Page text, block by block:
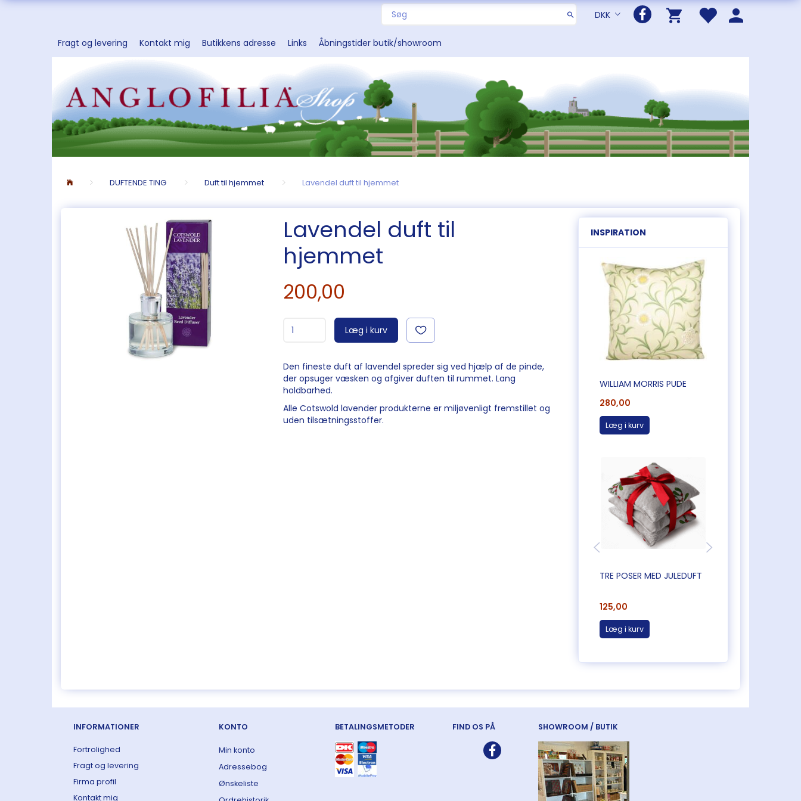
DKK
Fragt og levering Kontakt mig Butikkens adresse Links Åbningstider butik/showroom
DUFTENDE TING Duft til hjemmet Lavendel duft til hjemmet
Lavendel duft til
hjemmet
200,00
Læg i kurv
Den fineste duft af lavendel spreder sig ved hjælp af de pinde,
der opsuger væsken og afgiver duften til rummet. Lang
holdbarhed.
Alle Cotswold lavender produkterne er miljøvenligt fremstillet og
uden tilsætningsstoffer.
INSPIRATION
WILLIAM MORRIS PUDE
280,00
Læg i kurv
TRE POSER MED JULEDUFT
125,00
Læg i kurv
INFORMATIONER
Fortrolighed
Fragt og levering
Firma profil
Kontakt mig
KONTO
Min konto
Adressebog
Ønskeliste
BETALINGSMETODER FIND OS PÅ SHOWROOM / BUTIK